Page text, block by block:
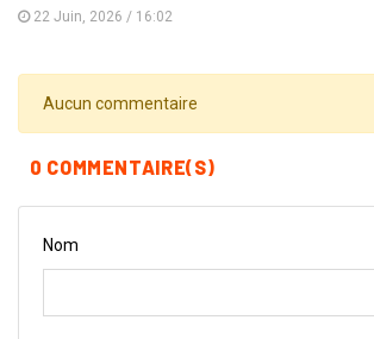
22 Juin, 2026 / 16:02
Aucun commentaire
0 COMMENTAIRE(S)
Nom